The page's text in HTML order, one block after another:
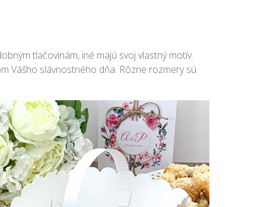
tlačovinám, iné majú svoj vlastný motív.
Vášho slávnostného dňa. Rôzne rozmery sú